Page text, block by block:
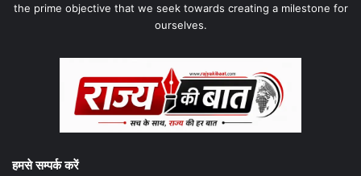
the prime objective that we seek towards creating a milestone for
ourselves.
हमसे सम्पर्क करें